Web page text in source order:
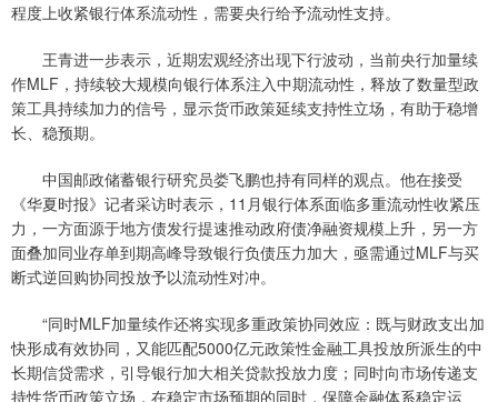
程度上收紧银行体系流动性，需要央行给予流动性支持。
王青进一步表示，近期宏观经济出现下行波动，当前央行加量续
作MLF，持续较大规模向银行体系注入中期流动性，释放了数量型政
策工具持续加力的信号，显示货币政策延续支持性立场，有助于稳增
长、稳预期。
中国邮政储蓄银行研究员娄飞鹏也持有同样的观点。他在接受
《华夏时报》记者采访时表示，11月银行体系面临多重流动性收紧压
力，一方面源于地方债发行提速推动政府债净融资规模上升，另一方
面叠加同业存单到期高峰导致银行负债压力加大，亟需通过MLF与买
断式逆回购协同投放予以流动性对冲。
“同时MLF加量续作还将实现多重政策协同效应：既与财政支出加
快形成有效协同，又能匹配5000亿元政策性金融工具投放所派生的中
长期信贷需求，引导银行加大相关贷款投放力度；同时向市场传递支
持性货币政策立场，在稳定市场预期的同时，保障金融体系稳定运